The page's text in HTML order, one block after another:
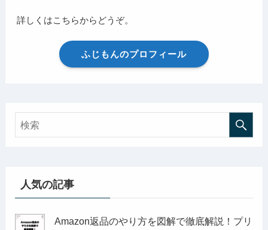
詳しくはこちらからどうぞ。
ふじもんのプロフィール
人気の記事
Amazon返品のやり方を図解で徹底解説！プリ